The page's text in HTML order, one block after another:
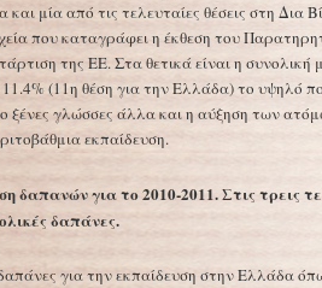
μία από τις τελευταίες θέσεις στη Δια
που καταγράφει η έκθεση του
της ΕΕ. Στα θετικά είναι η συνολική
(11η θέση για την Ελλάδα) το υψηλό
ξένες γλώσσες άλλα και η αύξηση των
εκπαίδευση.
δαπανών για το 2010-2011. Στις τρεις
δαπάνες.
για την εκπαίδευση στην Ελλάδα